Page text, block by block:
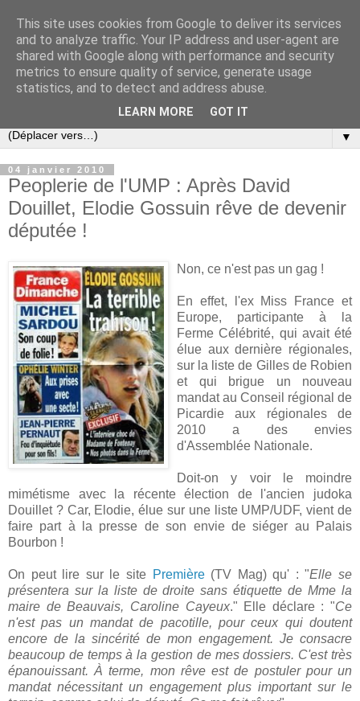
Slovar les Nouvelles
Blog citoyen d'informations, de décryptages et de
commentaires depuis 2005
▼
04 janvier 2010
Peoplerie de l'UMP : Après David
Douillet, Elodie Gossuin rêve de devenir
députée !
Non, ce n'est pas un gag !
En effet, l'ex Miss France et
Europe, participante à la
Ferme Célébrité, qui avait été
élue aux dernière régionales,
sur la liste de Gilles de Robien
et qui brigue un nouveau
mandat au Conseil régional de
Picardie aux régionales de
2010 a des envies
d'Assemblée Nationale.
Doit-on y voir le moindre
mimétisme avec la récente élection de l'ancien judoka
Douillet ? Car, Elodie, élue sur une liste UMP/UDF, vient de
faire part à la presse de son envie de siéger au Palais
Bourbon !
On peut lire sur le site Première(TV Mag) qu' : "Elle se
présentera sur la liste de droite sans étiquette de Mme la
maire de Beauvais, Caroline Cayeux." Elle déclare : "Ce
n'est pas un mandat de pacotille, pour ceux qui doutent
encore de la sincérité de mon engagement. Je consacre
beaucoup de temps à la gestion de mes dossiers. C'est très
épanouissant. À terme, mon rêve est de postuler pour un
mandat nécessitant un engagement plus important sur le
This site uses cookies from Google to deliver its services
and to analyze traffic. Your IP address and user-agent are
shared with Google along with performance and security
metrics to ensure quality of service, generate usage
statistics, and to detect and address abuse.
LEARN MORE GOT IT